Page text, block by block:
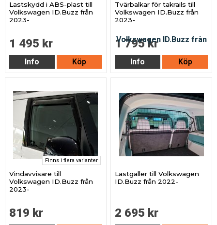
Lastskydd i ABS-plast till
Volkswagen ID.Buzz från
2023-
1 495 kr
Info Köp
Tvärbalkar för takrails till
Volkswagen ID.Buzz från
2023-
1 795 kr
Info Köp
Finns i flera varianter
Vindavvisare till
Volkswagen ID.Buzz från
2023-
819 kr
Lastgaller till Volkswagen
ID.Buzz från 2022-
2 695 kr